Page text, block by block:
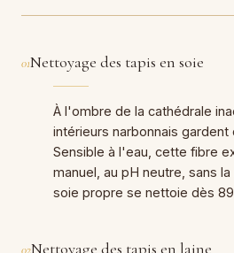
01Nettoyage des tapis en soie
À l'ombre de la cathédrale
intérieurs narbonnais
Sensible à l'eau, cette fibre
manuel, au pH neutre, sans
soie propre se nettoie dès
02Nettoyage des tapis en laine